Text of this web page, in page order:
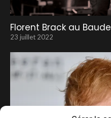
Florent Brack au
23 juillet 2022